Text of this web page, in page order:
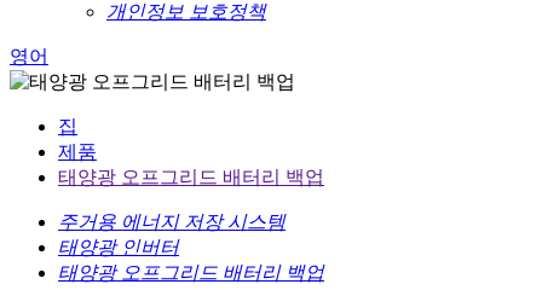
개인정보 보호정책
영어
집
제품
태양광 오프그리드 배터리 백업
주거용 에너지 저장 시스템
태양광 인버터
태양광 오프그리드 배터리 백업